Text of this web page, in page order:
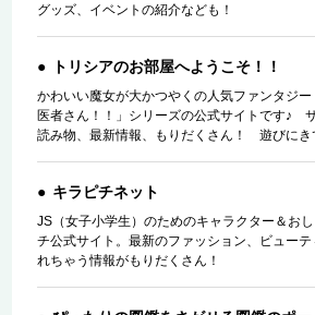
グッズ、イベントの紹介なども！
トリシアのお部屋へようこそ！！
かわいい魔女が大かつやくの人気ファンタジ
医者さん！！」シリーズの公式サイトです♪
読み物、最新情報、もりだくさん！ 遊びに
キラピチネット
JS（女子小学生）のためのキャラクター＆お
チ公式サイト。最新のファッション、ビュー
れちゃう情報がもりだくさん！